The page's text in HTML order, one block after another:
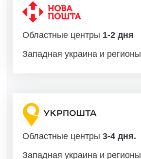
Областные центры 1-2 дня
Западная украина и регионы
Областные центры 3-4 дня.
Западная украина и регионы